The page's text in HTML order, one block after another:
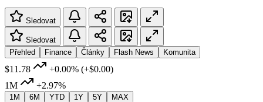
Sledovat
Sledovat
Přehled
Finance Články Flash News Komunita
$11.78 +0.00% (+$0.00)
1M
+2.97%
1M 6M YTD 1Y 5Y MAX